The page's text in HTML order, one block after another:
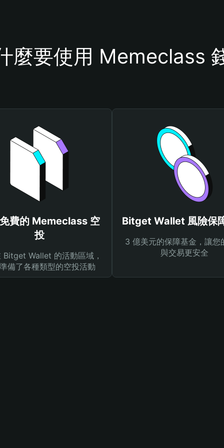
麼要使用 Memeclass
費的 Memeclass 空
投
Bitget Wallet 的活動區域，
備了各種類型的空投活動
Bitget Wallet 風險保
3 億美元的保障基金，讓您
與交易更安全